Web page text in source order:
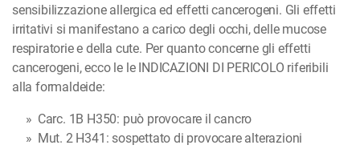
sensibilizzazione allergica ed effetti cancerogeni. Gli effetti
irritativi si manifestano a carico degli occhi, delle mucose
respiratorie e della cute. Per quanto concerne gli effetti
cancerogeni, ecco le le INDICAZIONI DI PERICOLO riferibili
alla formaldeide:
Carc. 1B H350: può provocare il cancro
Mut. 2 H341: sospettato di provocare alterazioni